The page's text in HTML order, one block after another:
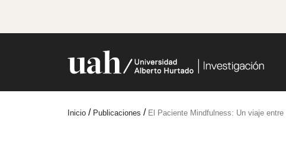
Inicio / Publicaciones / El Paciente Mindfulness: Un viaje